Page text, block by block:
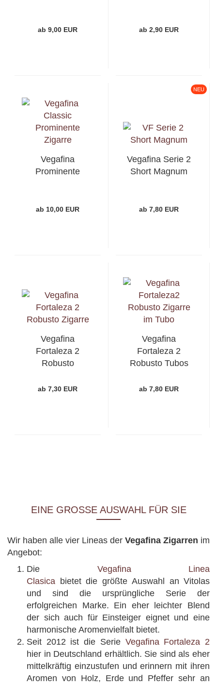
ab 9,00 EUR ab 2,90 EUR
Vegafina
Prominente
ab 10,00 EUR
NEU
Vegafina Serie 2
Short Magnum
ab 7,80 EUR
Vegafina
Fortaleza 2
Robusto
ab 7,30 EUR
Vegafina
Fortaleza 2
Robusto Tubos
ab 7,80 EUR
EINE GROSSE AUSWAHL FÜR SIE
Wir haben alle vier Lineas der Vegafina Zigarren im
Angebot:
Die Vegafina Linea
Clasica bietet die größte Auswahl an Vitolas
und sind die ursprüngliche Serie der
erfolgreichen Marke. Ein eher leichter Blend
der sich auch für Einsteiger eignet und eine
harmonische Aromenvielfalt bietet.
Seit 2012 ist die SerieVegafina Fortaleza 2
hier in Deutschland erhältlich. Sie sind als eher
mittelkräftig einzustufen und erinnern mit ihren
Aromen von Holz, Erde und Pfeffer sehr an